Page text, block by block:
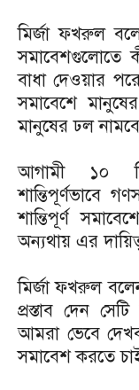
মির্জা ফখরুল
সমাবেশগুলোতে
বাধা দেওয়ার
সমাবেশে
মানুষের ঢল
আগামী ১০
শান্তিপূর্ণভাবে
শান্তিপূর্ণ
অন্যথায় এর
মির্জা ফখরুল
প্রস্তাব দেন
আমরা ভেবে
সমাবেশ করতে